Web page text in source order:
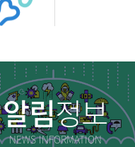
알림정보
NEWS INFORMATION